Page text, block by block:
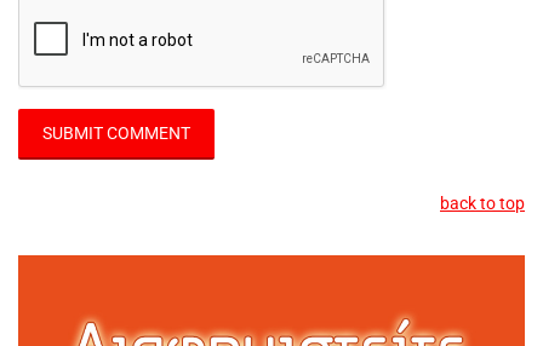
back to top